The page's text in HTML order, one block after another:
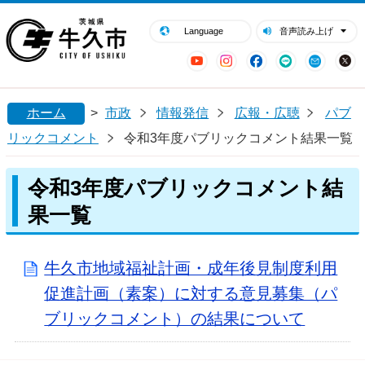
Language 音声読み上げ
YouTubeInstagram
Facebook
LINE Mail
閉じる
ホーム > 市政 情報発信 広報・広聴
パブ
リックコメント
令和3年度パブリックコメント結果一覧
令和3年度パブリックコメント結
果一覧
牛久市地域福祉計画・成年後見制度利用
促進計画（素案）に対する意見募集（パ
ブリックコメント）の結果について